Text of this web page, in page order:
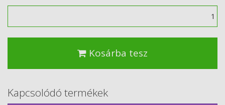
Kosárba tesz
Kapcsolódó termékek